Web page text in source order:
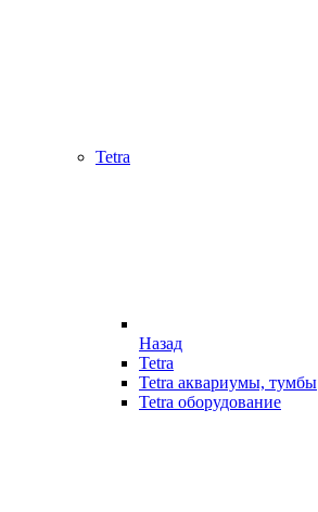
Tetra
Назад
Tetra
Tetra аквариумы, тумбы
Tetra оборудование